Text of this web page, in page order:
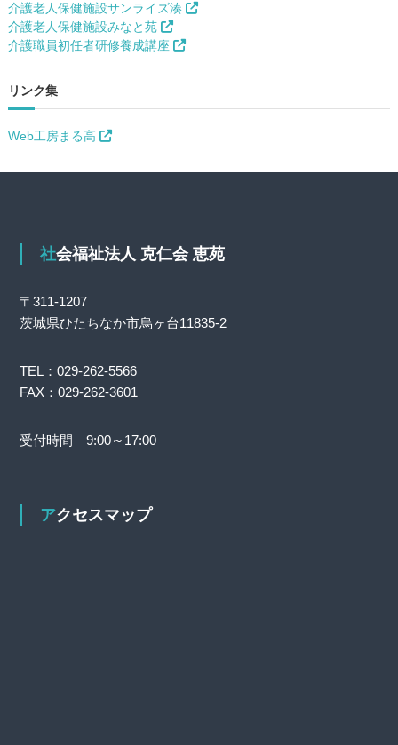
介護老人保健施設サンライズ湊
介護老人保健施設みなと苑
介護職員初任者研修養成講座
リンク集
Web工房まる高
社会福祉法人 克仁会 恵苑
〒311-1207
茨城県ひたちなか市烏ヶ台11835-2
TEL：029-262-5566
FAX：029-262-3601
受付時間 9:00～17:00
アクセスマップ